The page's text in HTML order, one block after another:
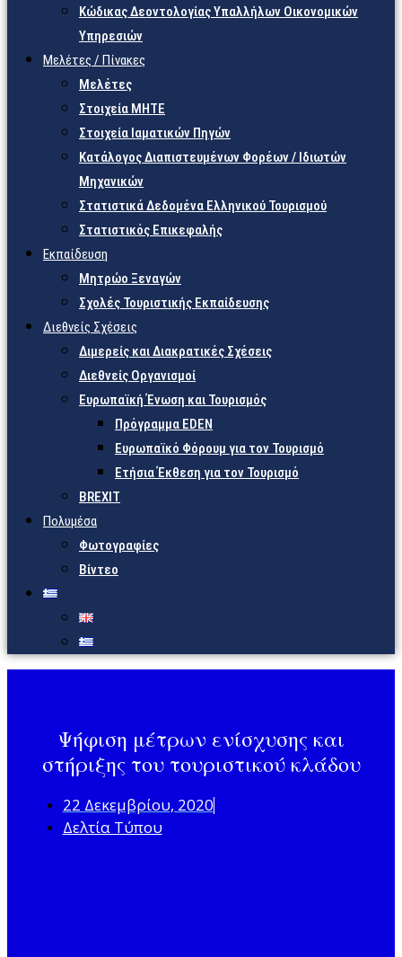
Κώδικας Δεοντολογίας Υπαλλήλων Οικονομικών
Υπηρεσιών
Μελέτες / Πίνακες
Μελέτες
Στοιχεία ΜΗΤΕ
Στοιχεία Ιαματικών Πηγών
Κατάλογος Διαπιστευμένων Φορέων / Ιδιωτών
Μηχανικών
Στατιστικά Δεδομένα Ελληνικού Τουρισμού
Στατιστικός Επικεφαλής
Εκπαίδευση
Μητρώο Ξεναγών
Σχολές Τουριστικής Εκπαίδευσης
Διεθνείς Σχέσεις
Διμερείς και Διακρατικές Σχέσεις
Διεθνείς Οργανισμοί
Ευρωπαϊκή Ένωση και Τουρισμός
Πρόγραμμα EDEN
Ευρωπαϊκό Φόρουμ για τον Τουρισμό
Ετήσια Έκθεση για τον Τουρισμό
BREXIT
Πολυμέσα
Φωτογραφίες
Βίντεο
Ψήφιση μέτρων ενίσχυσης και
στήριξης του τουριστικού κλάδου
22 Δεκεμβρίου, 2020
Δελτία Τύπου